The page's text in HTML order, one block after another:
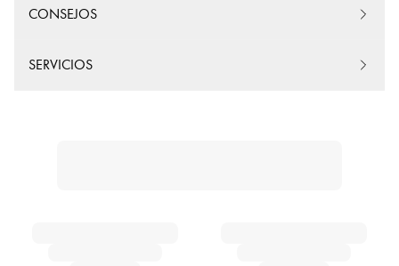
CONSEJOS
SERVICIOS